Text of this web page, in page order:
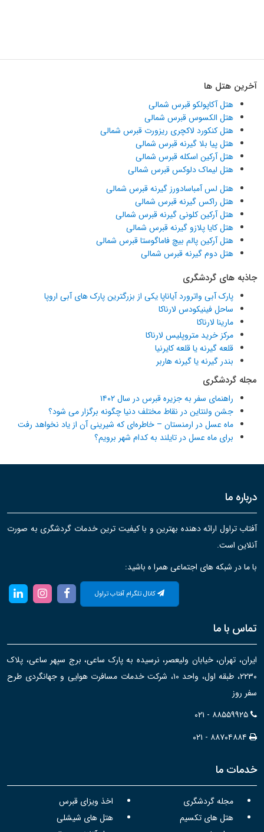
آخرین هتل ها
هتل آکاپولکو قبرس شمالی
هتل الکسوس قبرس شمالی
هتل کنکورد لاکچری ریزورت قبرس شمالی
هتل پیا بلا گیرنه قبرس شمالی
هتل آرکین اسکله قبرس شمالی
هتل لیماک دلوکس قبرس شمالی
هتل لس آمباسادورز گیرنه قبرس شمالی
هتل راکس گیرنه قبرس شمالی
هتل آرکین کلونی گیرنه قبرس شمالی
هتل کایا پلازو گیرنه قبرس شمالی
هتل آرکین پالم بیچ فاماگوستا قبرس شمالی
هتل دوم گیرنه قبرس شمالی
جاذبه های گردشگری
پارک آبی واترورد آیاناپا یکی از بزرگترین پارک های آبی اروپا
ساحل فینیکودس لارناکا
مارینا لارناکا
مرکز خرید متروپلیس لارناکا
قلعه گیرنه یا قلعه کایرنیا
بندر گیرنه یا گیرنه هاربر
مجله گردشگری
راهنمای سفر به جزیره قبرس در سال ۱۴۰۲
جشن ولنتاین در نقاط مختلف دنیا چگونه برگزار می شود؟
ماه عسل در ارمنستان – خاطره‌ای که شیرینی آن از یاد نخواهد رفت
برای ماه عسل در تایلند به کدام شهر برویم؟
درباره ما
آفتاب تراول ارائه دهنده بهترین و با کیفیت ترین خدمات گردشگری به صورت
آنلاین است.
با ما در شبکه های اجتماعی همرا ه باشید:
کانال تلگرام آفتاب تراول
تماس با ما
ایران، تهران، خیابان ولیعصر، نرسیده به پارک ساعی، برج سپهر ساعی، پلاک
۲۲۳۰، طبقه اول، واحد ۱۰، شرکت خدمات مسافرت هوایی و جهانگردی طرح
سفر روز
۰۲۱ - ۸۸۵۵۹۹۲۵
۰۲۱ - ۸۸۷۰۴۸۸۴
خدمات ما
مجله گردشگری
اخذ ویزای قبرس
هتل های تکسیم
هتل های شیشلی